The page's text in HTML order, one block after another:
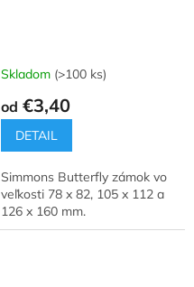
Skladom (>100 ks)
od €3,40
DETAIL
Simmons Butterfly zámok vo
veľkosti 78 x 82, 105 x 112 a
126 x 160 mm.